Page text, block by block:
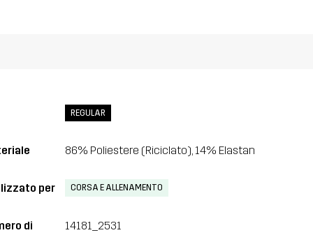
REGULAR
86% Poliestere (Riciclato), 14% Elastan
per CORSA E ALLENAMENTO
di
14181_2531